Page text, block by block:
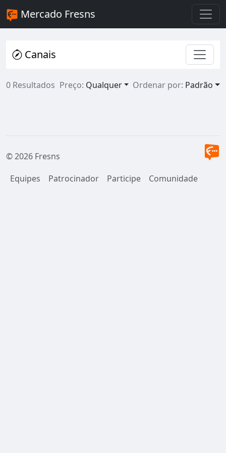
Mercado Fresns
Canais
0 Resultados Preço: Qualquer Ordenar por: Padrão
© 2026 Fresns
Equipes
Patrocinador Participe Comunidade